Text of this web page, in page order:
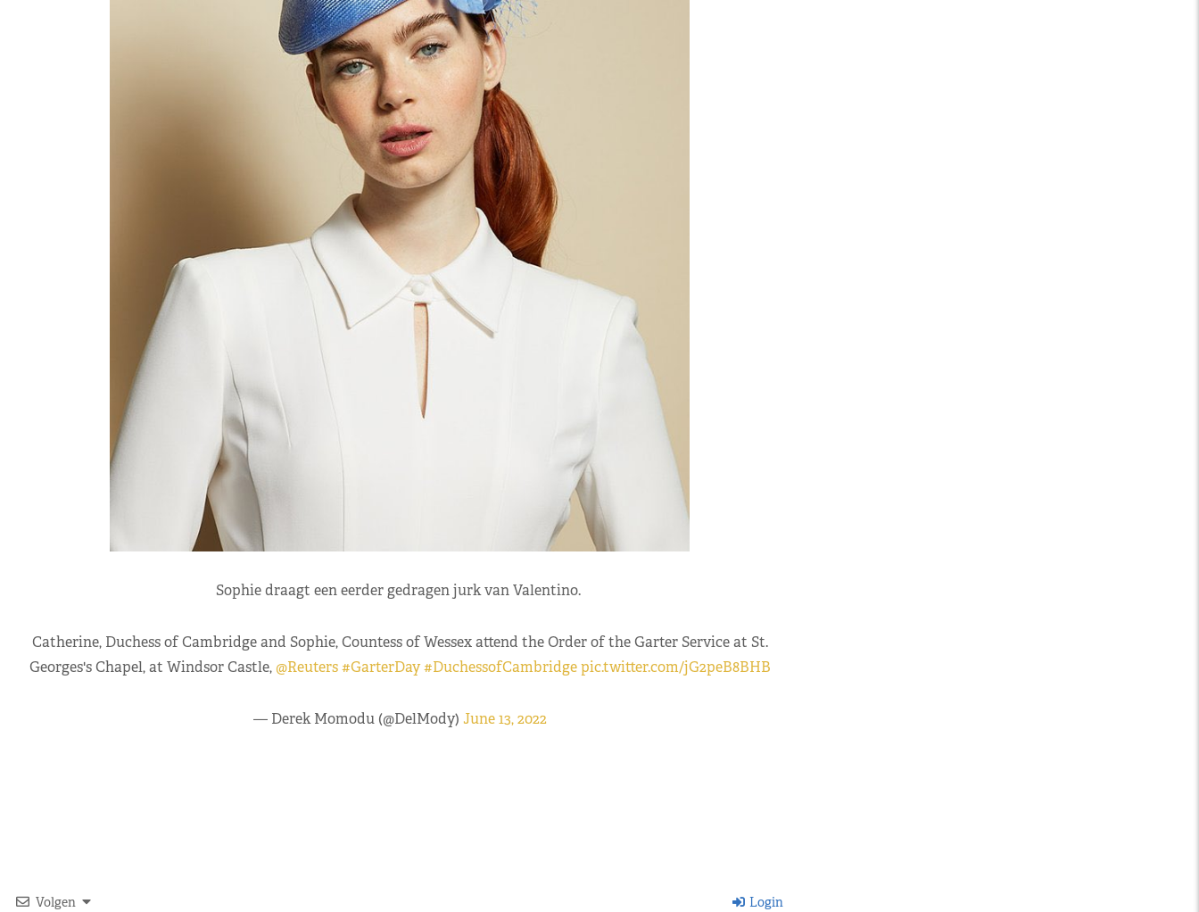
Sophie draagt een eerder gedragen jurk van Valentino.
Catherine, Duchess of Cambridge and Sophie, Countess of Wessex attend the Order of the Garter Service at St.
Georges's Chapel, at Windsor Castle, @Reuters #GarterDay #DuchessofCambridge pic.twitter.com/jG2peB8BHB
— Derek Momodu (@DelMody) June 13, 2022
Volgen Login